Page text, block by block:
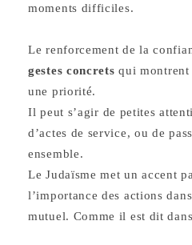
moments difficiles.
Le renforcement de la
gestes concrets qui montrent
une priorité.
Il peut s’agir de petites
d’actes de service, ou de
ensemble.
Le Judaïsme met un accent
l’importance des actions
mutuel. Comme il est dit